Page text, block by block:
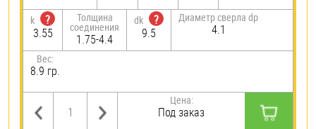
k
?
3.55
Толщина
соединения
1.75-4.4
dk
?
9.5
Диаметр сверла dp
4.1
Вес:
8.9 гр.
Цена:
Под заказ